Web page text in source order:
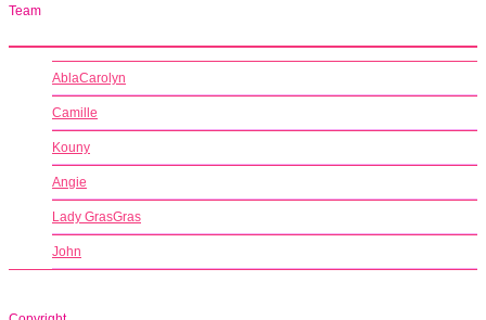
Team
AblaCarolyn
Camille
Kouny
Angie
Lady GrasGras
John